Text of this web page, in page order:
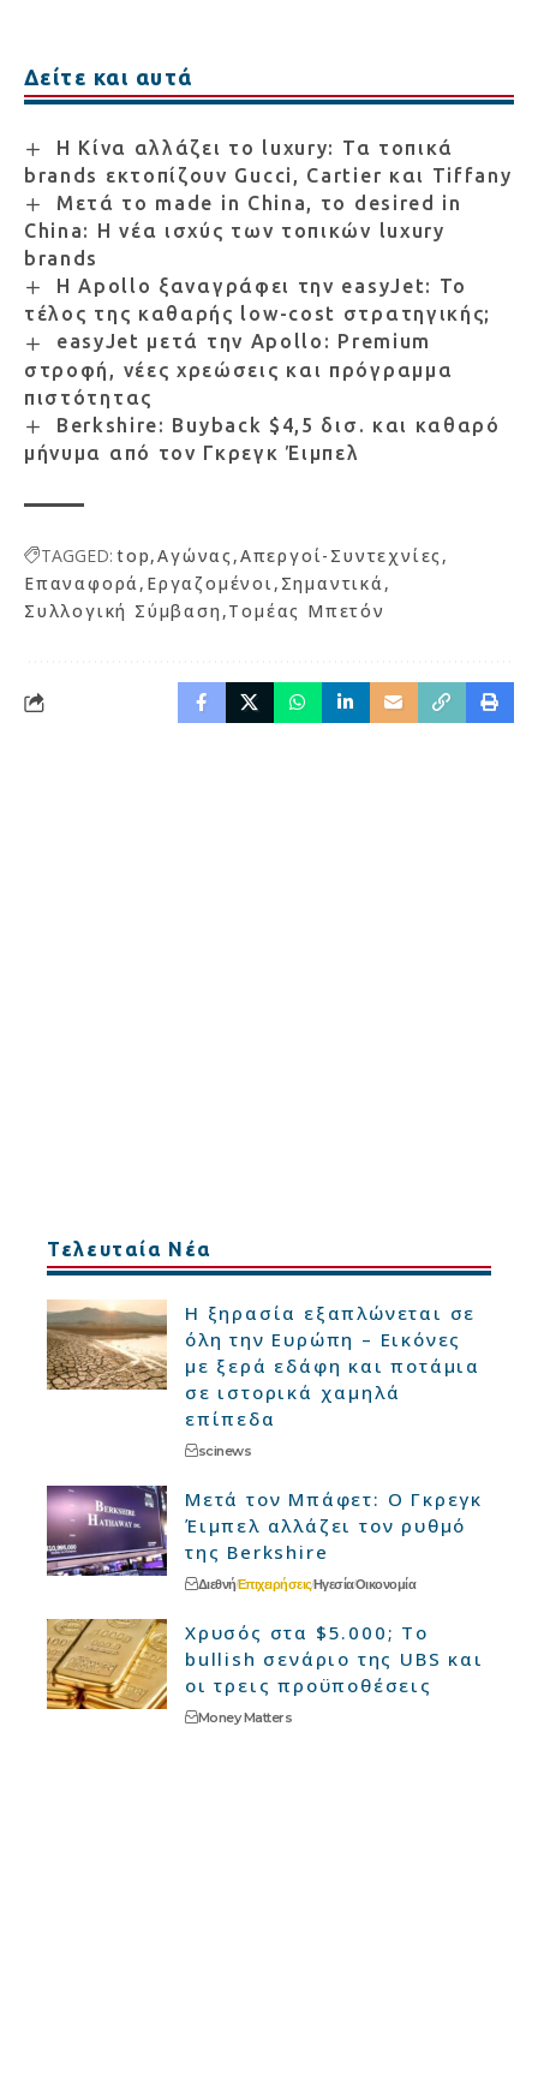
Δείτε και αυτά
Η Κίνα αλλάζει το luxury: Τα τοπικά
brands εκτοπίζουν Gucci, Cartier και Tiffany
Μετά το made in China, το desired in
China: Η νέα ισχύς των τοπικών luxury
brands
Η Apollo ξαναγράφει την easyJet: Το
τέλος της καθαρής low-cost στρατηγικής;
easyJet μετά την Apollo: Premium
στροφή, νέες χρεώσεις και πρόγραμμα
πιστότητας
Berkshire: Buyback $4,5 δισ. και καθαρό
μήνυμα από τον Γκρεγκ Έιμπελ
TAGGED: top Αγώνας Απεργοί-Συντεχνίες
Επαναφορά Εργαζομένοι Σημαντικά
Συλλογική Σύμβαση Τομέας Μπετόν
Τελευταία Νέα
Η ξηρασία εξαπλώνεται σε
όλη την Ευρώπη – Εικόνες
με ξερά εδάφη και ποτάμια
σε ιστορικά χαμηλά
επίπεδα
scinews
Μετά τον Μπάφετ: Ο Γκρεγκ
Έιμπελ αλλάζει τον ρυθμό
της Berkshire
ΔιεθνήΕπιχειρήσειςΗγεσίαΟικονομία
Χρυσός στα $5.000; Το
bullish σενάριο της UBS και
οι τρεις προϋποθέσεις
Money Matters